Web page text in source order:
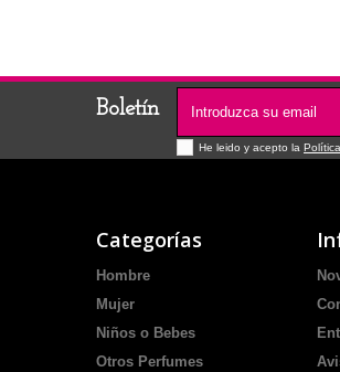
Boletín
He leido y acepto la
Categorías
Hombre
Mujer
Niños o Bebes
Otros Perfumes